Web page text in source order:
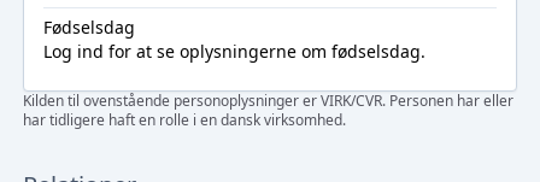
Fødselsdag
Log ind for at se oplysningerne om fødselsdag.
Kilden til ovenstående personoplysninger er VIRK/CVR. Personen har eller
har tidligere haft en rolle i en dansk virksomhed.